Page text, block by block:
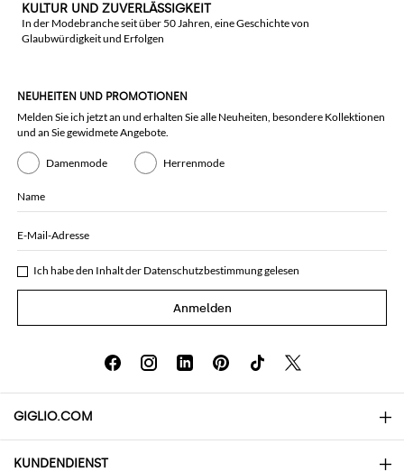
KULTUR UND ZUVERLÄSSIGKEIT
In der Modebranche seit über 50 Jahren, eine Geschichte von
Glaubwürdigkeit und Erfolgen
NEUHEITEN UND PROMOTIONEN
Melden Sie ich jetzt an und erhalten Sie alle Neuheiten, besondere Kollektionen
und an Sie gewidmete Angebote.
Damenmode Herrenmode
Name
E-Mail-Adresse
Ich habe den Inhalt der Datenschutzbestimmunggelesen
Anmelden
GIGLIO.COM
Über uns
KUNDENDIENST